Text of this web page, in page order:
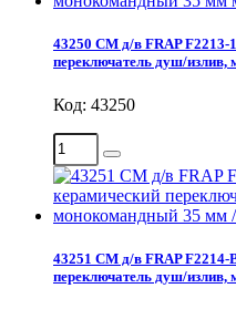
43250 СМ д/в FRAP F2213-
переключатель душ/
Код: 43250
43251 СМ д/в FRAP F2214-
переключатель душ/